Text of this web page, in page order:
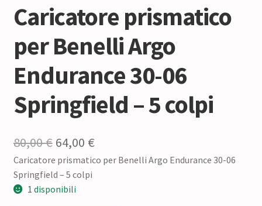
Caricatore prismatico
per Benelli Argo
Endurance 30-06
Springfield – 5 colpi
80,00€ Il
prezzo
originale
64,00 €Il
prezzo
Caricatore prismatico per Benelli Argo Endurance 30-06
Springfield – 5 colpi
1 disponibili